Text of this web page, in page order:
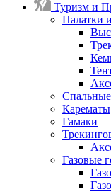
Туризм и
Палатки
Карематы
Гамаки
Газовые